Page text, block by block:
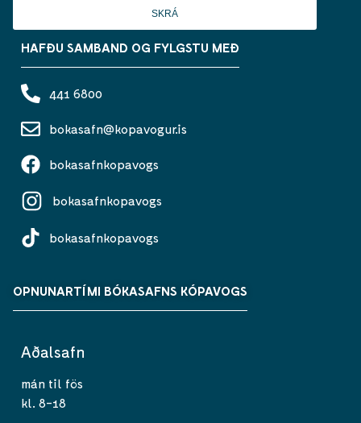
SKRÁ
HAFÐU SAMBAND OG FYLGSTU MEÐ
441 6800
bokasafn@kopavogur.is
bokasafnkopavogs
bokasafnkopavogs
bokasafnkopavogs
OPNUNARTÍMI BÓKASAFNS KÓPAVOGS
Aðalsafn
mán til fös
kl. 8-18